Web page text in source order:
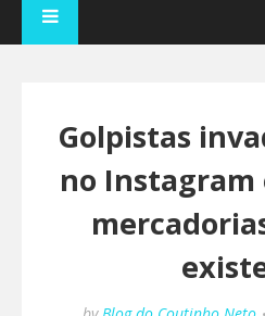
Golpistas
no Instagram